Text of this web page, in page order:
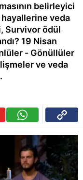
belirleyici
hayallerine veda
Survivor ödül
19 Nisan
- Gönüllüler
ve veda